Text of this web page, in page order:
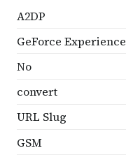
A2DP
GeForce Experience
No
convert
URL Slug
GSM